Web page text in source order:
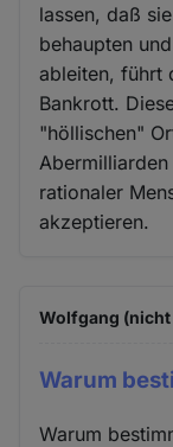
lassen, daß
behaupten
ableiten, führt
Bankrott.
"höllischen"
rationaler
akzeptieren.
Wolfgang
Warum
Warum